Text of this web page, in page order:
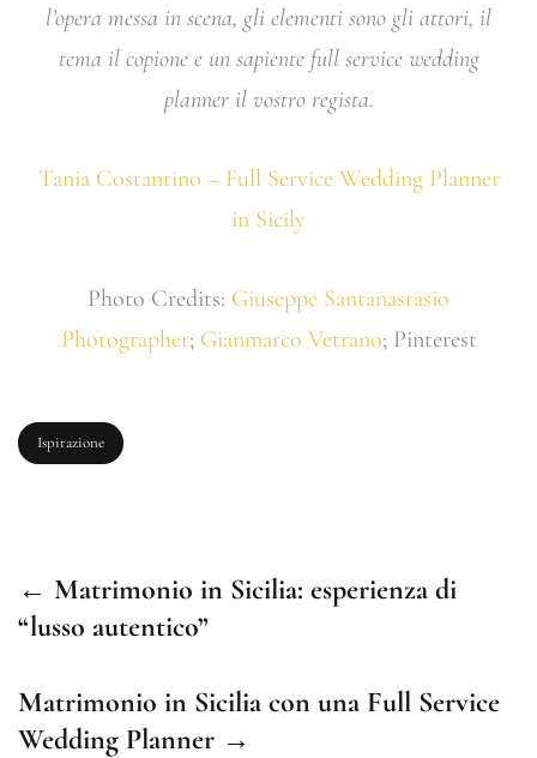
l’opera messa in scena, gli elementi sono gli attori, il
tema il copione e un sapiente full service wedding
planner il vostro regista.
Tania Costantino – Full Service Wedding Planner
in Sicily
Photo Credits: Giuseppe Santanastasio
Photographer; Gianmarco Vetrano; Pinterest
Ispirazione
← Matrimonio in Sicilia: esperienza di
“lusso autentico”
Matrimonio in Sicilia con una Full Service
Wedding Planner →